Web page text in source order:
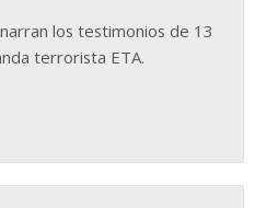
los testimonios de 13
terrorista ETA.